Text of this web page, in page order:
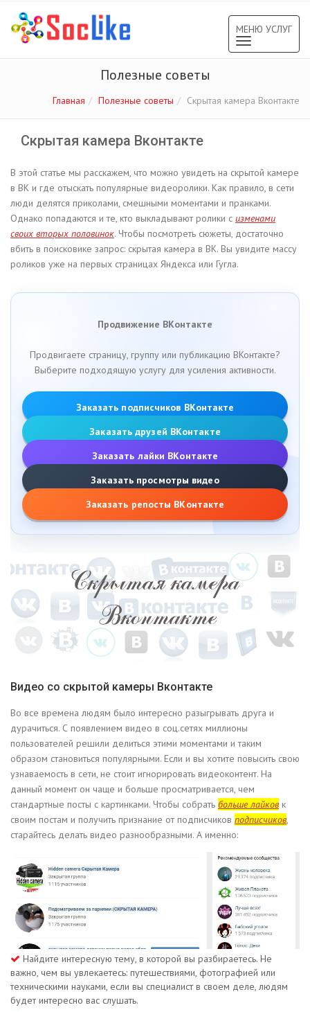
МЕНЮ УСЛУГ
navigation
Полезные советы
Главная Полезные советы Скрытая камера Вконтакте
Скрытая камера Вконтакте
В этой статье мы расскажем, что можно увидеть на скрытой камере
в ВК и где отыскать популярные видеоролики. Как правило, в сети
люди делятся приколами, смешными моментами и пранками.
Однако попадаются и те, кто выкладывают ролики с изменами
своих вторых половинок. Чтобы посмотреть сюжеты, достаточно
вбить в поисковике запрос: скрытая камера в ВК. Вы увидите массу
роликов уже на первых страницах Яндекса или Гугла.
Продвижение ВКонтакте
Продвигаете страницу, группу или публикацию ВКонтакте?
Выберите подходящую услугу для усиления активности.
Заказать подписчиков ВКонтакте
Заказать друзей ВКонтакте
Заказать лайки ВКонтакте
Заказать просмотры видео
Заказать репосты ВКонтакте
Видео со скрытой камеры Вконтакте
Во все времена людям было интересно разыгрывать друга и
дурачиться. С появлением видео в соц.сетях миллионы
пользователей решили делиться этими моментами и таким
образом становиться популярными. Если и вы хотите повысить свою
узнаваемость в сети, не стоит игнорировать видеоконтент. На
данный момент он чаще и больше просматривается, чем
стандартные посты с картинками. Чтобы собрать больше лайков к
своим постам и получить признание от подписчиков подписчиков,
старайтесь делать видео разнообразными. А именно:
Найдите интересную тему, в которой вы разбираетесь. Не
важно, чем вы увлекаетесь: путешествиями, фотографией или
техническими науками, если вы специалист в своем деле, людям
будет интересно вас слушать.